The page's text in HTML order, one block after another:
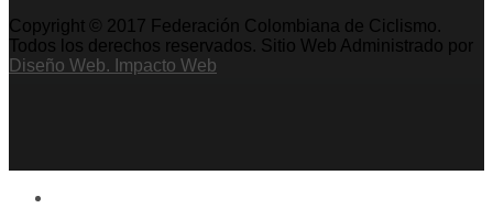
Copyright © 2017 Federación Colombiana de Ciclismo.
Todos los derechos reservados. Sitio Web Administrado por
Diseño Web. Impacto Web